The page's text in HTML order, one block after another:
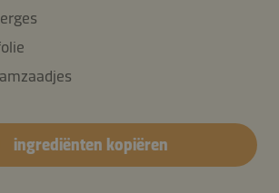
ingrediënten kopiëren